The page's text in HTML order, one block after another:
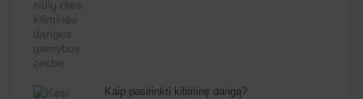
Kaip pasirinkti kiliminę dangą?